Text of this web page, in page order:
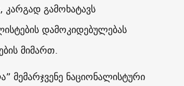
კარგად გამოხატავს
დამოკიდებულებას
მიმართ.
მემარჯვენე ნაციონალისტური